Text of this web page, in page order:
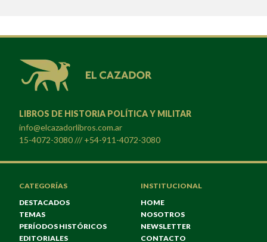
LIBROS DE HISTORIA POLÍTICA Y MILITAR
info@elcazadorlibros.com.ar
15-4072-3080 /// +54-911-4072-3080
CATEGORÍAS
DESTACADOS
TEMAS
PERÍODOS HISTÓRICOS
EDITORIALES
INSTITUCIONAL
HOME
NOSOTROS
NEWSLETTER
CONTACTO